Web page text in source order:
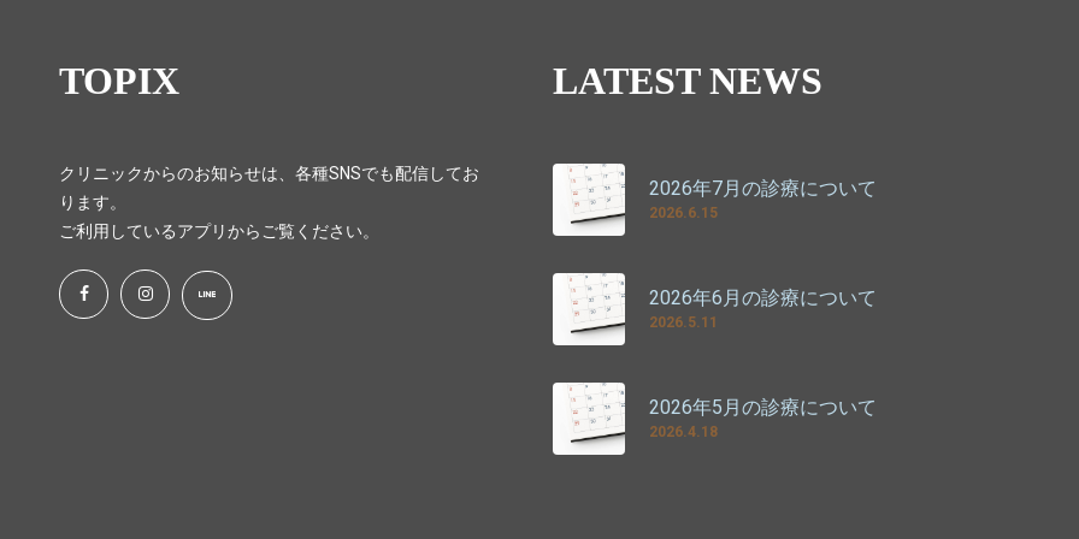
TOPIX
クリニックからのお知らせは、各種SNSでも配信してお
ります。
ご利用しているアプリからご覧ください。
LATEST NEWS
2026年7月の診療について
2026.6.15
2026年6月の診療について
2026.5.11
2026年5月の診療について
2026.4.18